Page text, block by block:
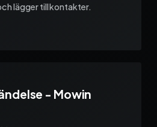
lägger till kontakter.
- Mowin